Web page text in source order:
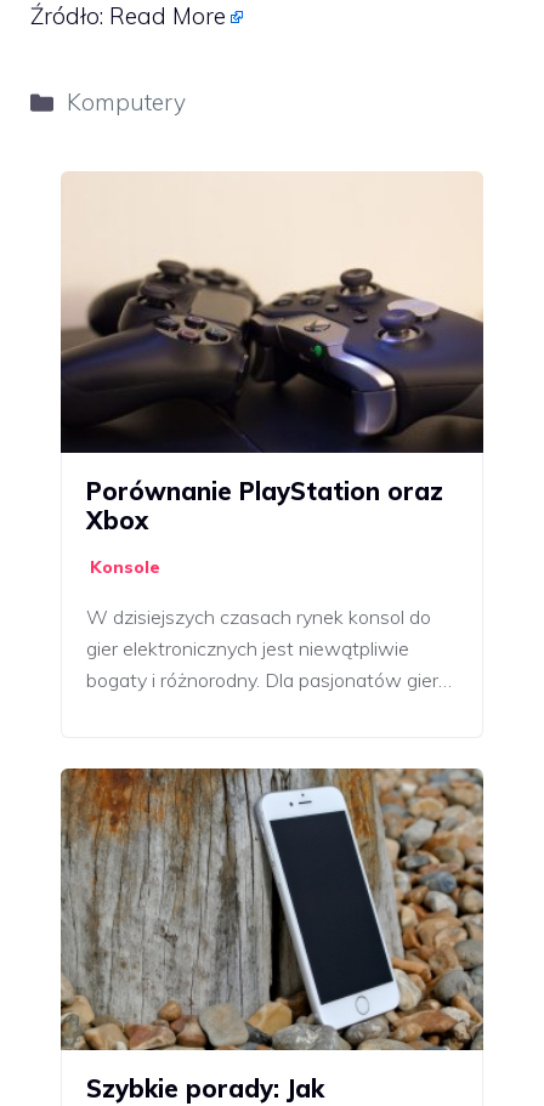
Źródło: Read More
Kategorie
Komputery
Porównanie PlayStation oraz
Xbox
Konsole
W dzisiejszych czasach rynek konsol do
gier elektronicznych jest niewątpliwie
bogaty i różnorodny. Dla pasjonatów gier…
Szybkie porady: Jak